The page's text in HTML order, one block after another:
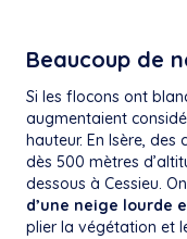
Beaucoup de
Si les flocons ont
augmentaient
hauteur. En Isère,
dès 500 mètres
dessous à Cessieu.
d’une neige lourde
plier la végétation et